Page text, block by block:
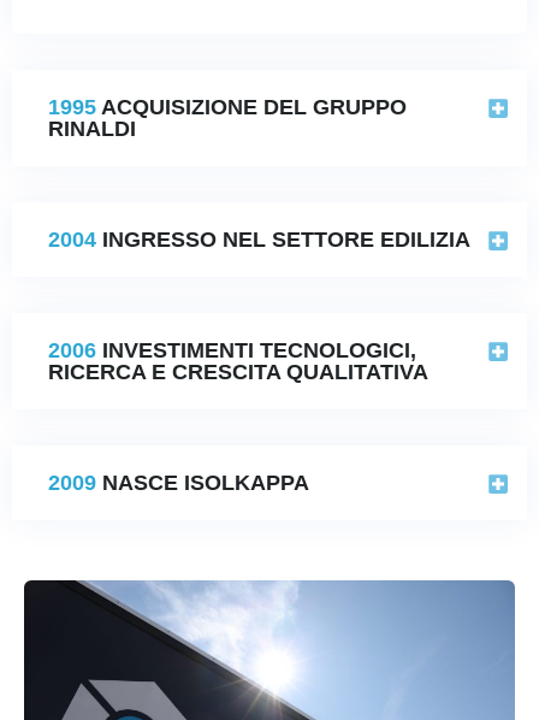
1995 ACQUISIZIONE DEL GRUPPO
RINALDI
2004 INGRESSO NEL SETTORE EDILIZIA
2006 INVESTIMENTI TECNOLOGICI,
RICERCA E CRESCITA QUALITATIVA
2009 NASCE ISOLKAPPA